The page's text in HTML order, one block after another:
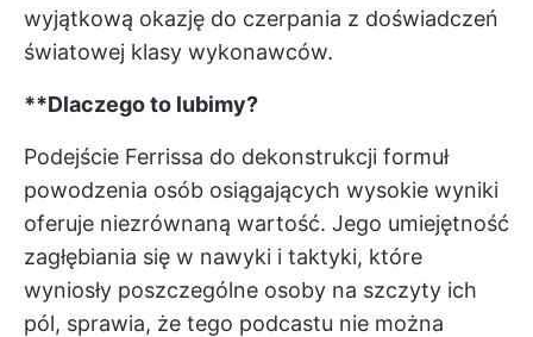
wyjątkową okazję do czerpania z doświadczeń
światowej klasy wykonawców.
**Dlaczego to lubimy?
Podejście Ferrissa do dekonstrukcji formuł
powodzenia osób osiągających wysokie wyniki
oferuje niezrównaną wartość. Jego umiejętność
zagłębiania się w nawyki i taktyki, które
wyniosły poszczególne osoby na szczyty ich
pól, sprawia, że tego podcastu nie można